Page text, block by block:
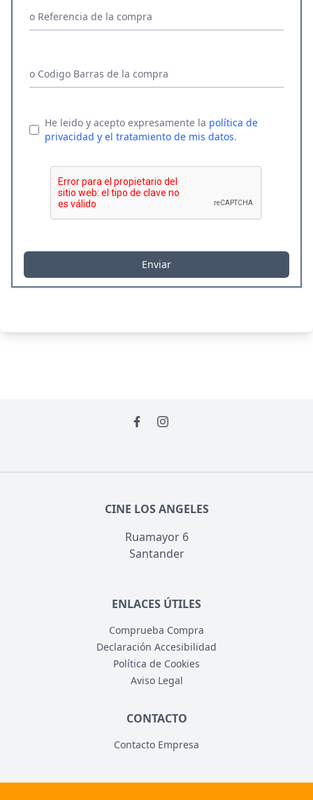
o Referencia de la compra
o Codigo Barras de la compra
He leido y acepto expresamente la política de
privacidad y el tratamiento de mis datos.
Enviar
CINE LOS ANGELES
Ruamayor 6
Santander
ENLACES ÚTILES
Comprueba Compra
Declaración Accesibilidad
Política de Cookies
Aviso Legal
CONTACTO
Contacto Empresa